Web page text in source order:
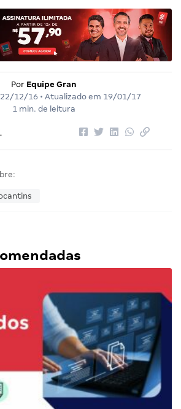
Por Equipe Gran
22/12/16 • Atualizado em 19/01/17
1 min. de leitura